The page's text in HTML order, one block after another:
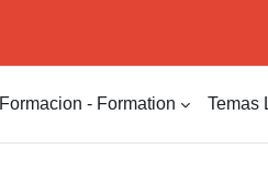
Formacion - Formation Temas